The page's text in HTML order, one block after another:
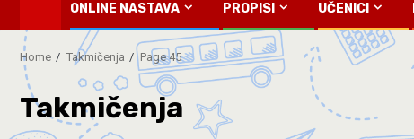
ONLINE NASTAVA PROPISI UČENICI
Home Takmičenja Page 45
Takmičenja